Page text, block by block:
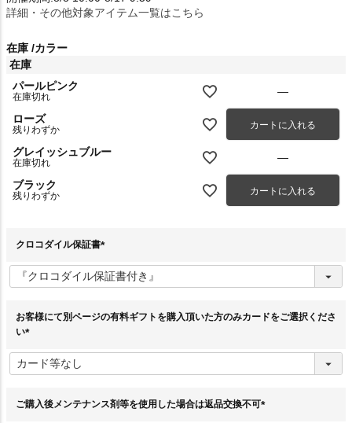
詳細・その他対象アイテム一覧はこちら
在庫 カラー
在庫
パールピンク
在庫切れ —
ローズ
残りわずか カートに入れる
グレイッシュブルー
在庫切れ —
ブラック
残りわずか カートに入れる
クロコダイル保証書
必
須
お客様にて別ページの有料ギフトを購入頂いた方のみカードをご選択くださ
い
必
須
ご購入後メンテナンス剤等を使用した場合は返品交換不可